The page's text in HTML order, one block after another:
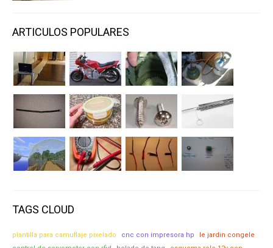
ARTICULOS POPULARES
TAGS CLOUD
plantilla para camuflaje pixelado cnc con impresora hp
le jardin congele